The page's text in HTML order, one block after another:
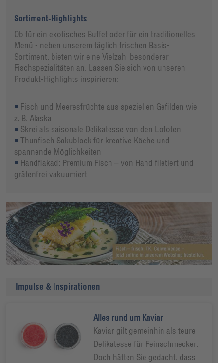
Sortiment-Highlights
Ob für ein exotisches Buffet oder für ein traditionelles
Menü - neben unserem täglich frischen Basis-
Sortiment, bieten wir eine Vielzahl besonderer
Fischspezialitäten an. Lassen Sie sich von unseren
Produkt-Highlights inspirieren:
Fisch und Meeresfrüchte aus speziellen Gefilden wie
z. B. Alaska
Skrei als saisonale Delikatesse von den Lofoten
Thunfisch Sakublock für kreative Köche und
spannende Möglichkeiten
Handflakad: Premium Fisch – von Hand filetiert und
grätenfrei vakuumiert
Impulse & Inspirationen
Alles rund um Kaviar
Kaviar gilt gemeinhin als teure
Delikatesse für Feinschmecker.
Doch hätten Sie gedacht, dass